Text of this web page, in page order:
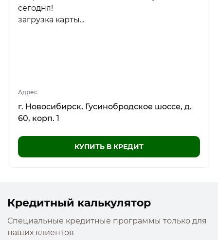
сегодня!
загрузка карты...
Адрес
г. Новосибирск, Гусинобродское шоссе, д.
60, корп. 1
КУПИТЬ В КРЕДИТ
Кредитный калькулятор
Специальные кредитные программы только для
наших клиентов